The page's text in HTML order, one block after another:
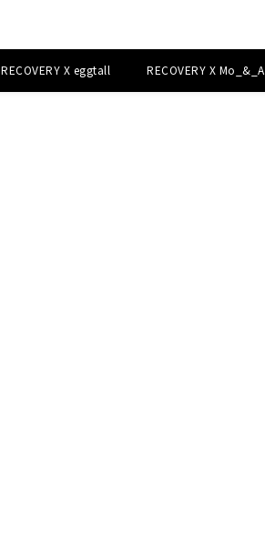
RECOVERY X eggtall RECOVERY X Mo_&_A